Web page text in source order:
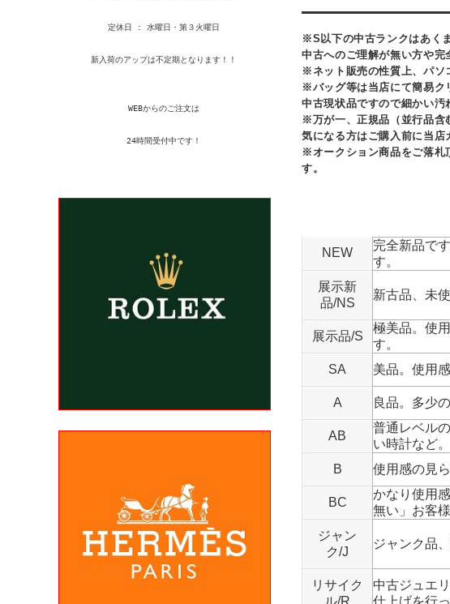
※S以下の中古ランクはあく
中古へのご理解が無い方や完
※ネット販売の性質上、パソ
※バッグ等は当店にて簡易ク
中古現状品ですので細かい汚
※万が一、正規品（並行品含
気になる方はご購入前に当店
※オークション商品をご落札
す。
NEW
完全新品で
す。
展示新
品/NS
新古品、未
展示品/S
極美品。使
す。
SA
美品。使用
A 良品。多少
AB
普通レベル
い時計など。
B
使用感の見
BC
かなり使用
無い」お客
ジャン
ク/J
ジャンク品
リサイク
中古ジュエ
定休日 : 水曜日・第３火曜日
新入荷のアップは不定期となります！！
WEBからのご注文は
24時間受付中です！